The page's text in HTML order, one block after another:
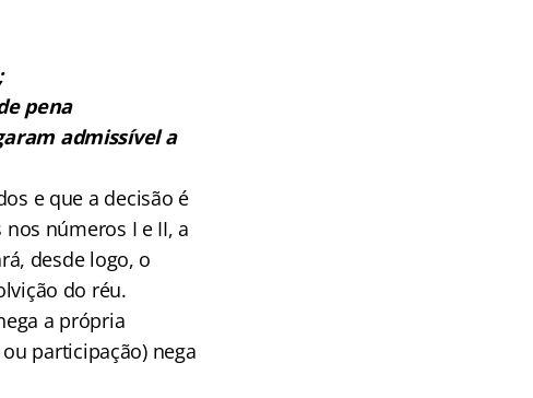
pena
admissível a
e que a decisão é
números I e II, a
desde logo, o
do réu.
a própria
participação) nega